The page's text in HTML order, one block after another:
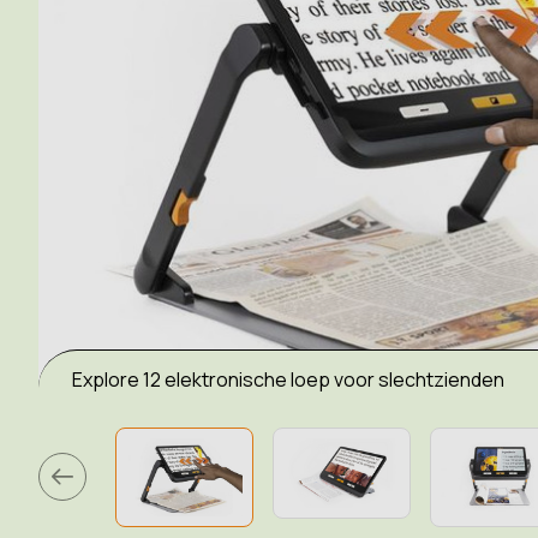
Explore 12 elektronische loep voor slechtzienden